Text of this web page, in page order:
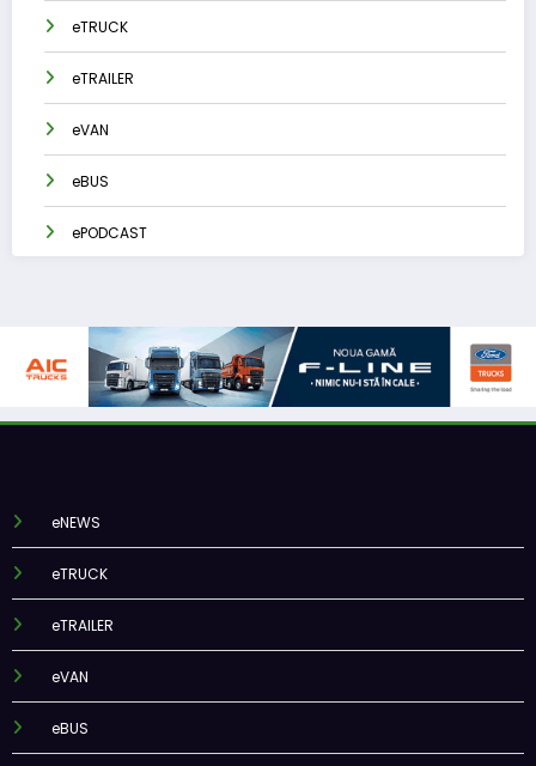
eTRUCK
eTRAILER
eVAN
eBUS
ePODCAST
eNEWS
eTRUCK
eTRAILER
eVAN
eBUS